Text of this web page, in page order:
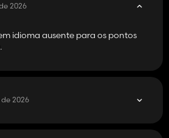
2026
idioma ausente para os pontos
2026